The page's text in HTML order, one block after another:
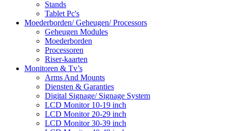
Stands
Tablet Pc's
Moederborden/ Geheugen/ Processors
Geheugen Modules
Moederborden
Processoren
Riser-kaarten
Monitoren & Tv’s
Arms And Mounts
Diensten & Garanties
Digital Signage/ Signage System
LCD Monitor 10-19 inch
LCD Monitor 20-29 inch
LCD Monitor 30-39 inch